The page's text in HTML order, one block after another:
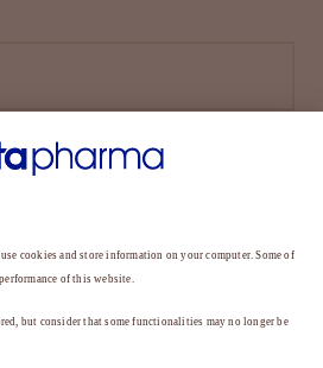
CONNEXION
OUBLIÉ ?
membre ?